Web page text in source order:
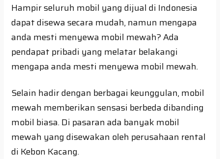
Hampir seluruh mobil yang dijual di Indonesia
dapat disewa secara mudah, namun mengapa
anda mesti menyewa mobil mewah? Ada
pendapat pribadi yang melatar belakangi
mengapa anda mesti menyewa mobil mewah.
Selain hadir dengan berbagai keunggulan, mobil
mewah memberikan sensasi berbeda dibanding
mobil biasa. Di pasaran ada banyak mobil
mewah yang disewakan oleh perusahaan rental
di Kebon Kacang.